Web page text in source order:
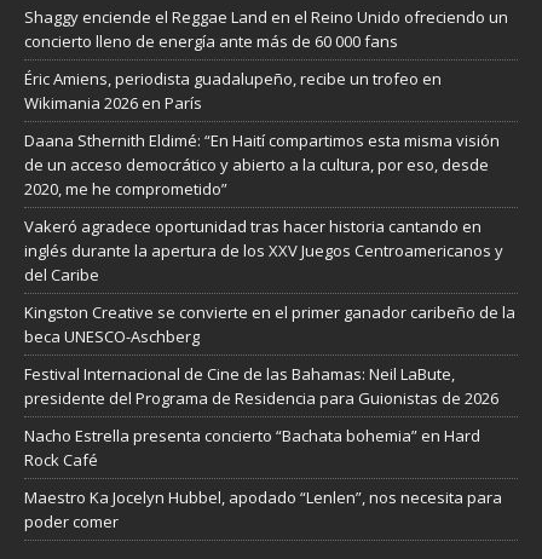
Shaggy enciende el Reggae Land en el Reino Unido ofreciendo un
concierto lleno de energía ante más de 60 000 fans
Éric Amiens, periodista guadalupeño, recibe un trofeo en
Wikimania 2026 en París
Daana Sthernith Eldimé: “En Haití compartimos esta misma visión
de un acceso democrático y abierto a la cultura, por eso, desde
2020, me he comprometido”
Vakeró agradece oportunidad tras hacer historia cantando en
inglés durante la apertura de los XXV Juegos Centroamericanos y
del Caribe
Kingston Creative se convierte en el primer ganador caribeño de la
beca UNESCO-Aschberg
Festival Internacional de Cine de las Bahamas: Neil LaBute,
presidente del Programa de Residencia para Guionistas de 2026
Nacho Estrella presenta concierto “Bachata bohemia” en Hard
Rock Café
Maestro Ka Jocelyn Hubbel, apodado “Lenlen”, nos necesita para
poder comer